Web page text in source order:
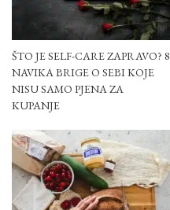
ŠTO JE SELF-CARE ZAPRAVO? 8
NAVIKA BRIGE O SEBI KOJE
NISU SAMO PJENA ZA
KUPANJE